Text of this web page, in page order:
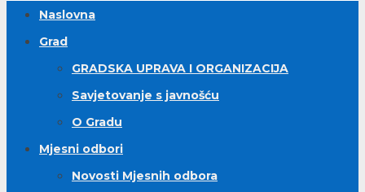
Naslovna
Grad
GRADSKA UPRAVA I ORGANIZACIJA
Savjetovanje s javnošću
O Gradu
Mjesni odbori
Novosti Mjesnih odbora